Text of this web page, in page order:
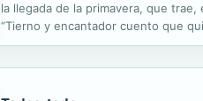
la llegada de la primavera, que
“Tierno y encantador cuento que
dar forma a esta “aventura